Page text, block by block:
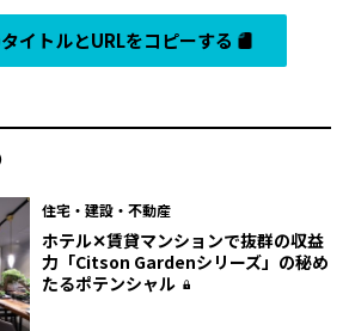
イトルとURLをコピーする
住宅・建設・不動産
ホテル✕賃貸マンションで抜群の収益
力「Citson Gardenシリーズ」の秘め
たるポテンシャル